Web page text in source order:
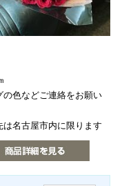
の色などご連絡をお願い
名古屋市内に限ります